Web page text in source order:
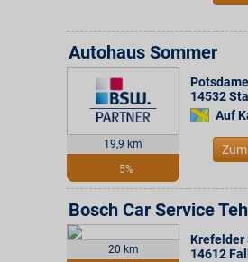
19,9 km
5%
Autohaus Sommer
14532
Auf
20 km
Bosch Car Service
Krefelder
14612